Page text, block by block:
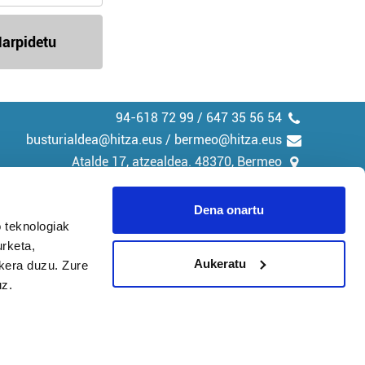
duzu. Zure
Dena onartu
Aukeratu
94-618 72 99 / 647 35 56 54
busturialdea@hitza.eus / bermeo@hitza.eus
Atalde 17, atzealdea. 48370, Bermeo
Cookieak